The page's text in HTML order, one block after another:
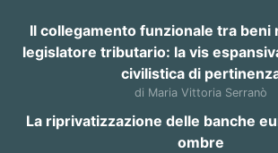
Il collegamento funzionale tra beni
legislatore tributario: la vis
civilistica di
di Maria Vittoria Serranò
La riprivatizzazione delle banche
ombre